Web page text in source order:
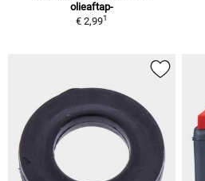
olieaftap-
€ 2,991